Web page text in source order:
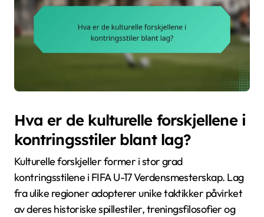
Hva er de kulturelle forskjellene i
kontringsstiler blant lag?
Kulturelle forskjeller former i stor grad
kontringsstilene i FIFA U-17 Verdensmesterskap. Lag
fra ulike regioner adopterer unike taktikker påvirket
av deres historiske spillestiler, treningsfilosofier og